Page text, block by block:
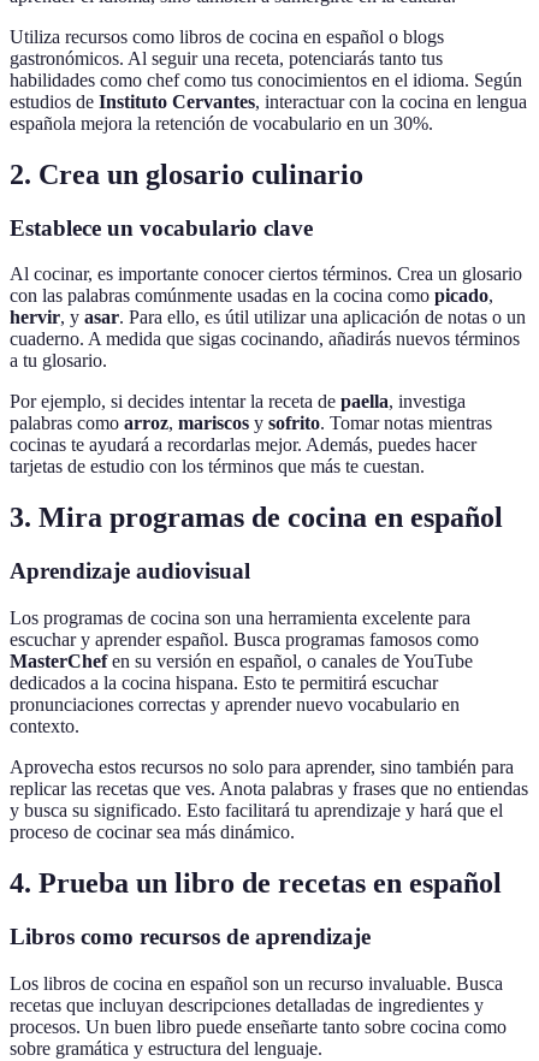
Utiliza recursos como libros de cocina en español o blogs
gastronómicos. Al seguir una receta, potenciarás tanto tus
habilidades como chef como tus conocimientos en el idioma. Según
estudios de Instituto Cervantes, interactuar con la cocina en lengua
española mejora la retención de vocabulario en un 30%.
2. Crea un glosario culinario
Establece un vocabulario clave
Al cocinar, es importante conocer ciertos términos. Crea un glosario
con las palabras comúnmente usadas en la cocina como picado,
hervir, y asar. Para ello, es útil utilizar una aplicación de notas o un
cuaderno. A medida que sigas cocinando, añadirás nuevos términos
a tu glosario.
Por ejemplo, si decides intentar la receta de paella, investiga
palabras como arroz, mariscos y sofrito. Tomar notas mientras
cocinas te ayudará a recordarlas mejor. Además, puedes hacer
tarjetas de estudio con los términos que más te cuestan.
3. Mira programas de cocina en español
Aprendizaje audiovisual
Los programas de cocina son una herramienta excelente para
escuchar y aprender español. Busca programas famosos como
MasterChefen su versión en español, o canales de YouTube
dedicados a la cocina hispana. Esto te permitirá escuchar
pronunciaciones correctas y aprender nuevo vocabulario en
contexto.
Aprovecha estos recursos no solo para aprender, sino también para
replicar las recetas que ves. Anota palabras y frases que no entiendas
y busca su significado. Esto facilitará tu aprendizaje y hará que el
proceso de cocinar sea más dinámico.
4. Prueba un libro de recetas en español
Libros como recursos de aprendizaje
Los libros de cocina en español son un recurso invaluable. Busca
recetas que incluyan descripciones detalladas de ingredientes y
procesos. Un buen libro puede enseñarte tanto sobre cocina como
sobre gramática y estructura del lenguaje.